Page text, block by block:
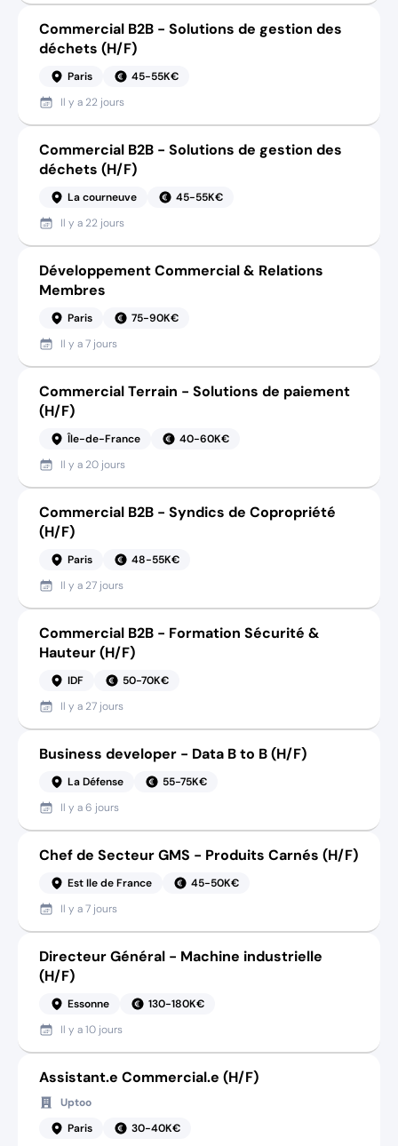
Commercial B2B - Solutions de gestion des
déchets (H/F)
Paris
45-55K€
Il y a 22 jours
Commercial B2B - Solutions de gestion des
déchets (H/F)
La courneuve
45-55K€
Il y a 22 jours
Développement Commercial & Relations
Membres
Paris
75-90K€
Il y a7 jours
Commercial Terrain - Solutions de paiement
(H/F)
Île-de-France
40-60K€
Il y a 20 jours
Commercial B2B - Syndics de Copropriété
(H/F)
Paris
48-55K€
Il y a 27 jours
Commercial B2B - Formation Sécurité &
Hauteur (H/F)
IDF
50-70K€
Il y a 27 jours
Business developer - Data B to B (H/F)
La Défense
55-75K€
Il y a6 jours
Chef de Secteur GMS - Produits Carnés (H/F)
Est Ile de France
45-50K€
Il y a7 jours
Directeur Général - Machine industrielle
(H/F)
Essonne
130-180K€
Il y a10 jours
Assistant.e Commercial.e (H/F)
Uptoo
Paris
30-40K€